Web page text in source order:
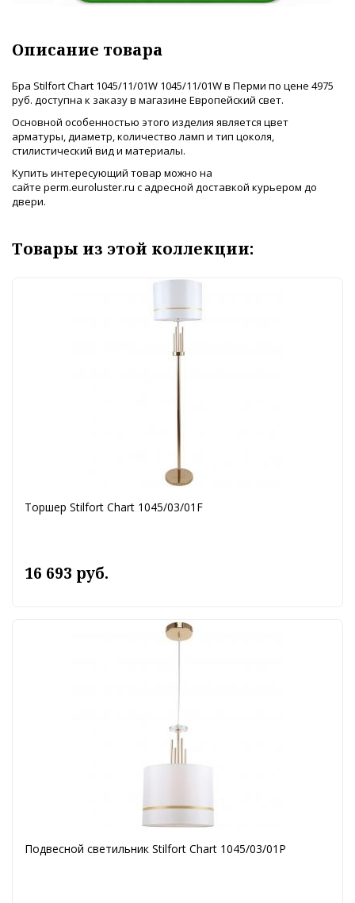
Описание товара
Бра Stilfort Chart 1045/11/01W 1045/11/01W в Перми по цене 4975
руб. доступна к заказу в магазине Европейский свет.
Основной особенностью этого изделия является цвет
арматуры, диаметр, количество ламп и тип цоколя,
стилистический вид и материалы.
Купить интересующий товар можно на
сайте perm.euroluster.ru с адресной доставкой курьером до
двери.
Товары из этой коллекции:
Торшер Stilfort Chart 1045/03/01F
16 693 руб.
Подвесной светильник Stilfort Chart 1045/03/01P